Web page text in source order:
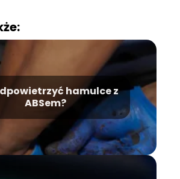
hamulce z
ABSem?